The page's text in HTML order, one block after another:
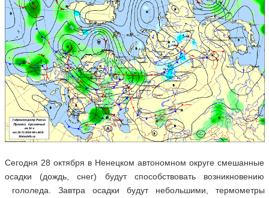
Сегодня 28 октября в Ненецком автономном округе смешанные
осадки (дождь, снег) будут способствовать возникновению
гололеда. Завтра осадки будут небольшими, термометры